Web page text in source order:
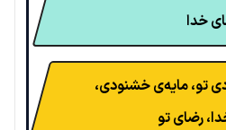
خدا
تو، مایه‌ی خشنودی،
رضای تو